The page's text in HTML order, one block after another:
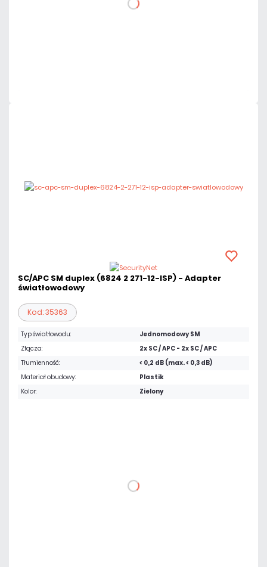
DO KOSZYKA
SC/APC SM duplex (6824 2 271-12-ISP) - Adapter
światłowodowy
Kod: 35363
Typ światłowodu:
Jednomodowy SM
Złącza:
2x SC / APC - 2x SC / APC
Tłumienność:
< 0,2 dB (max. < 0,3 dB)
Materiał obudowy:
Plastik
Kolor:
Zielony
DO KOSZYKA